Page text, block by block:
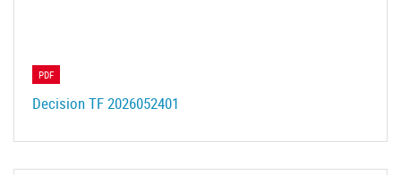
PDF
Decision TF 2026052401